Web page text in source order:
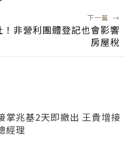
下一篇 →
非營利團體登記也會影響
房屋稅
掌兆基2天即撤出 王貴增接
經理